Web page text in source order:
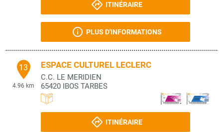
ITINÉRAIRE
PLUS D'INFORMATIONS
13
4.96 km
ESPACE CULTUREL LECLERC
C.C. LE MERIDIEN
65420 IBOS TARBES
ITINÉRAIRE